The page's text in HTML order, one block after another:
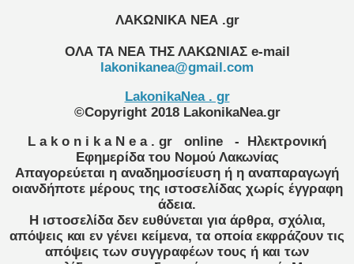
ΛΑΚΩΝΙΚΑ ΝΕΑ .gr
ΟΛΑ ΤΑ ΝΕΑ ΤΗΣ ΛΑΚΩΝΙΑΣ e-mail
lakonikanea@gmail.com
LakonikaNea . gr
©Copyright 2018 LakonikaNea.gr
L a k o n i k a N e a . gr
online
- Ηλεκτρονική
Εφημερίδα του Νομού Λακωνίας
Απαγορεύεται η αναδημοσίευση ή η αναπαραγωγή
οιανδήποτε μέρους της ιστοσελίδας χωρίς έγγραφη
άδεια.
Η ιστοσελίδα δεν ευθύνεται για άρθρα, σχόλια,
απόψεις και εν γένει κείμενα, τα οποία εκφράζουν τις
απόψεις των συγγραφέων τους ή και των